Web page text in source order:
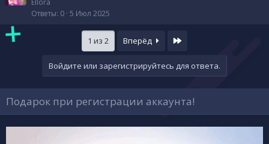
Ответы 0 5 Июл 2025
1 из 2 Вперёд Last
Войдите или зарегистрируйтесь для ответа.
Подарок при регистрации аккаунта!